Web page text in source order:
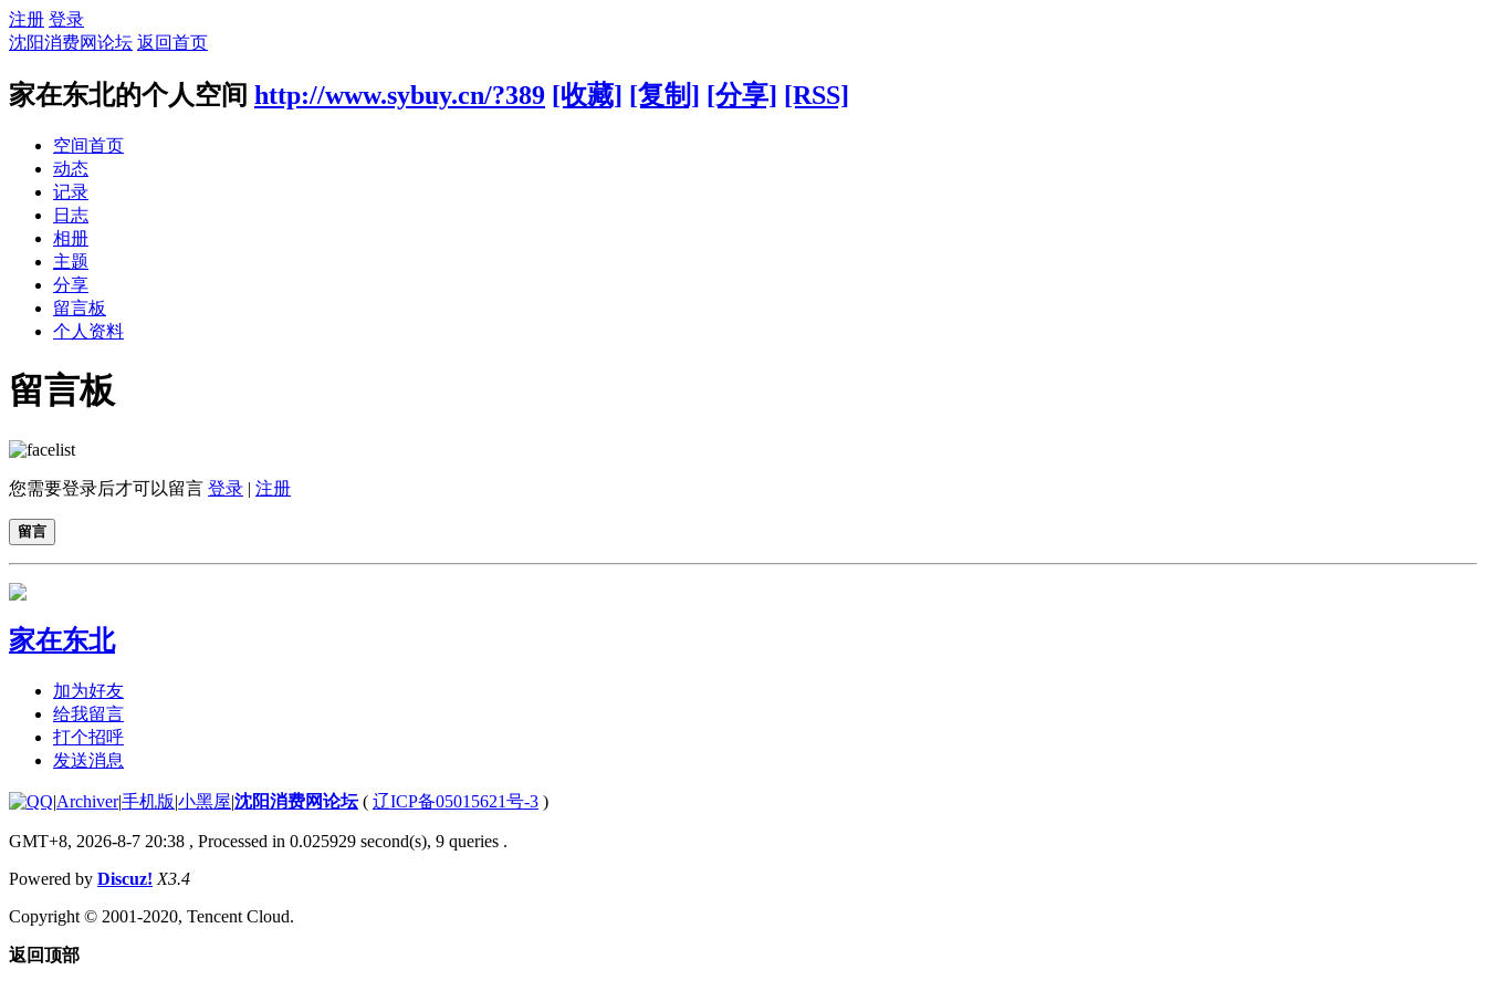
注册 登录
沈阳消费网论坛 返回首页
家在东北的个人空间 http://www.sybuy.cn/?389 [收藏] [复制] [分享] [RSS]
空间首页
动态
记录
日志
相册
主题
分享
留言板
个人资料
留言板
您需要登录后才可以留言 登录 | 注册
留言
家在东北
加为好友
给我留言
打个招呼
发送消息
|Archiver|手机版|小黑屋|沈阳消费网论坛( 辽ICP备05015621号-3 )
GMT+8, 2026-8-7 20:38 , Processed in 0.025929 second(s), 9 queries .
Powered by Discuz! X3.4
Copyright © 2001-2020, Tencent Cloud.
返回顶部